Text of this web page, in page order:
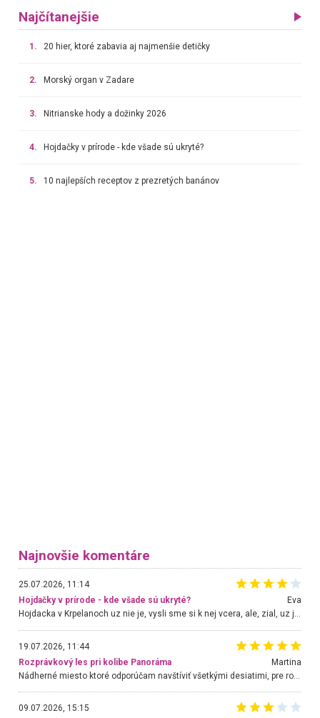
Najčítanejšie
1. 20 hier, ktoré zabavia aj najmenšie detičky
2. Morský organ v Zadare
3. Nitrianske hody a dožinky 2026
4. Hojdačky v prírode - kde všade sú ukryté?
5. 10 najlepších receptov z prezretých banánov
Najnovšie komentáre
25.07.2026, 11:14
Hojdačky v prírode - kde všade sú ukryté?
Eva
Hojdacka v Krpelanoch uz nie je, vysli sme si k nej vcera, ale, zial, uz je znicena. Ak sem planujete cestu len kvoli hojdacke, mozete si ju usetrit. Krasny vyhlad je tu vsak aj bez hojdacky :-)
19.07.2026, 11:44
Rozprávkový les pri kolibe Panoráma
Martina
Nádherné miesto ktoré odporúčam navštíviť všetkými desiatimi, pre rodiny s deťmi, dôchodcom... Proste a jednoducho ozaj rozprávkový les.. určite ešte prídeme. Odniesli sme si na pamiatku krásne tričká,
09.07.2026, 15:15